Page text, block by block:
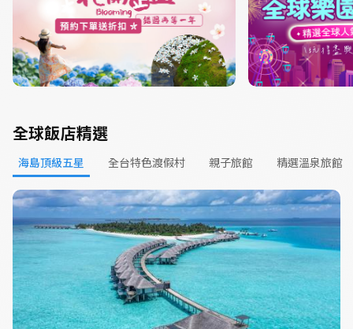
全球飯店精選
海島頂級五星 全台特色渡假村 親子旅館 精選溫泉旅館